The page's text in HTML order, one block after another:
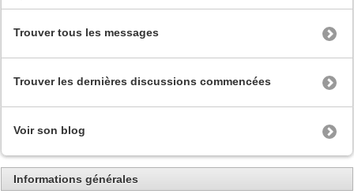
Trouver tous les messages
Trouver les dernières discussions commencées
Voir son blog
Informations générales